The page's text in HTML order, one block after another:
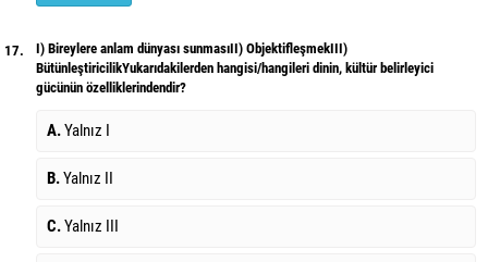
17.
I) Bireylere anlam dünyası sunmasıII) ObjektifleşmekIII)
BütünleştiricilikYukarıdakilerden hangisi/hangileri dinin, kültür belirleyici
gücünün özelliklerindendir?
A.Yalnız I
B.Yalnız II
C.Yalnız III